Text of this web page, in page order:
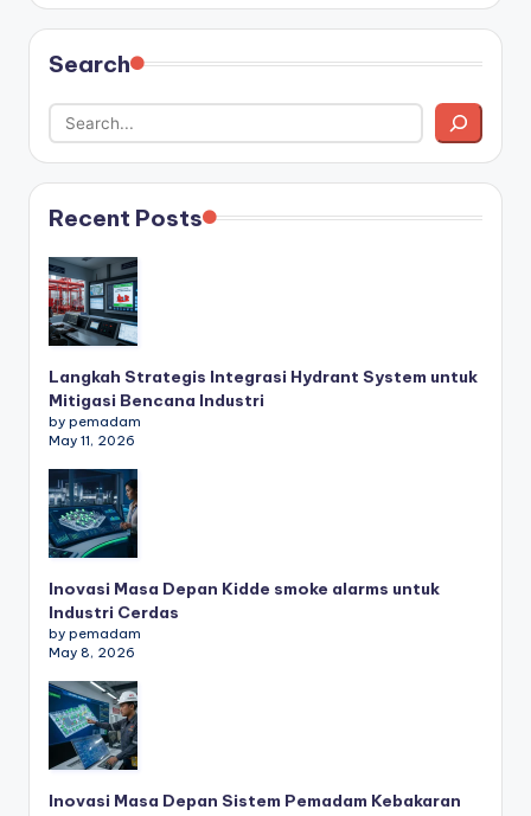
Search
Recent Posts
Langkah Strategis Integrasi Hydrant System untuk
Mitigasi Bencana Industri
by pemadam
May 11, 2026
Inovasi Masa Depan Kidde smoke alarms untuk
Industri Cerdas
by pemadam
May 8, 2026
Inovasi Masa Depan Sistem Pemadam Kebakaran